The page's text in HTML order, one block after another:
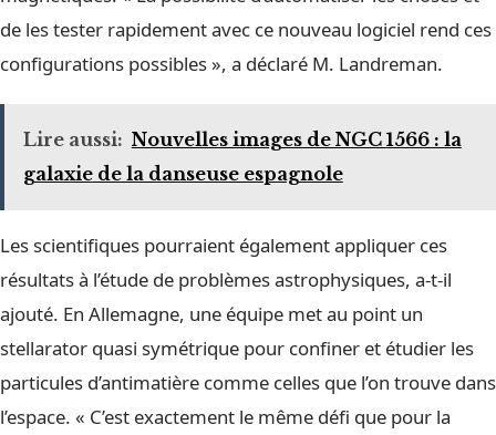
de les tester rapidement avec ce nouveau logiciel rend ces
configurations possibles », a déclaré M. Landreman.
Lire aussi: Nouvelles images de NGC 1566 : la
galaxie de la danseuse espagnole
Les scientifiques pourraient également appliquer ces
résultats à l’étude de problèmes astrophysiques, a-t-il
ajouté. En Allemagne, une équipe met au point un
stellarator quasi symétrique pour confiner et étudier les
particules d’antimatière comme celles que l’on trouve dans
l’espace. « C’est exactement le même défi que pour la